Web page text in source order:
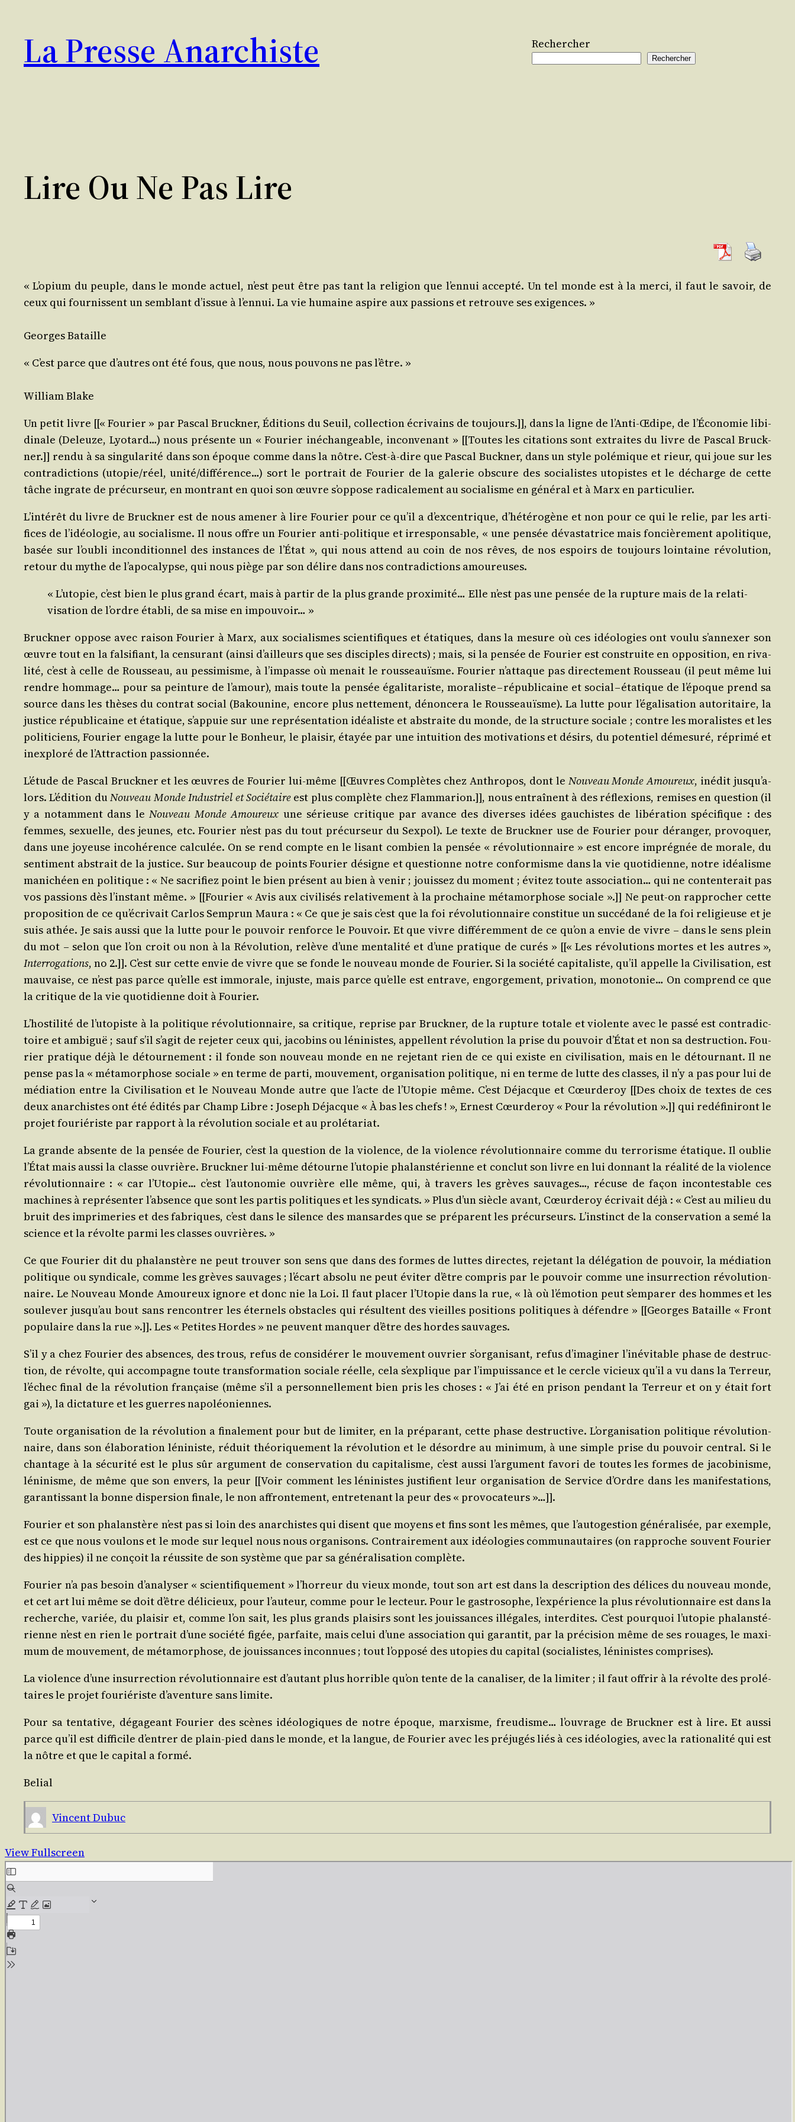
contenu
La Presse Anarchiste Rechercher
Rechercher
Lire Ou Ne Pas Lire
« L’o­pium du peuple, dans le monde actuel, n’est peut être pas tant la reli­gion que l’en­nui accep­té. Un tel monde est à la mer­ci, il faut le savoir, de
ceux qui four­nissent un sem­blant d’is­sue à l’en­nui. La vie humaine aspire aux pas­sions et retrouve ses exigences. »
Georges Bataille
« C’est parce que d’autres ont été fous, que nous, nous pou­vons ne pas l’être. »
William Blake
Un petit livre [[« Fou­rier » par Pas­cal Bru­ck­ner, Édi­tions du Seuil, col­lec­tion écri­vains de tou­jours.]], dans la ligne de l’An­ti-Œdipe, de l’É­co­no­mie libi­
di­nale (Deleuze, Lyo­tard…) nous pré­sente un « Fou­rier inéchan­geable, incon­ve­nant » [[Toutes les cita­tions sont extraites du livre de Pas­cal Bru­ck­
ner.]] ren­du à sa sin­gu­la­ri­té dans son époque comme dans la nôtre. C’est-à-dire que Pas­cal Buck­ner, dans un style polé­mique et rieur, qui joue sur les
contra­dic­tions (utopie/​réel, unité/​différence…) sort le por­trait de Fou­rier de la gale­rie obs­cure des socia­listes uto­pistes et le décharge de cette
tâche ingrate de pré­cur­seur, en mon­trant en quoi son œuvre s’op­pose radi­ca­le­ment au socia­lisme en géné­ral et à Marx en particulier.
L’in­té­rêt du livre de Bru­ck­ner est de nous ame­ner à lire Fou­rier pour ce qu’il a d’ex­cen­trique, d’hé­té­ro­gène et non pour ce qui le relie, par les arti­
fices de l’i­déo­lo­gie, au socia­lisme. Il nous offre un Fou­rier anti-poli­tique et irres­pon­sable, « une pen­sée dévas­ta­trice mais fon­ciè­re­ment apo­li­tique,
basée sur l’ou­bli incon­di­tion­nel des ins­tances de l’É­tat », qui nous attend au coin de nos rêves, de nos espoirs de tou­jours loin­taine révo­lu­tion,
retour du mythe de l’a­po­ca­lypse, qui nous piège par son délire dans nos contra­dic­tions amoureuses.
« L’u­to­pie, c’est bien le plus grand écart, mais à par­tir de la plus grande proxi­mi­té… Elle n’est pas une pen­sée de la rup­ture mais de la rela­ti­
vi­sa­tion de l’ordre éta­bli, de sa mise en impouvoir… »
Bru­ck­ner oppose avec rai­son Fou­rier à Marx, aux socia­lismes scien­ti­fiques et éta­tiques, dans la mesure où ces idéo­lo­gies ont vou­lu s’an­nexer son
œuvre tout en la fal­si­fiant, la cen­su­rant (ain­si d’ailleurs que ses dis­ciples directs) ; mais, si la pen­sée de Fou­rier est construite en oppo­si­tion, en riva­
li­té, c’est à celle de Rous­seau, au pes­si­misme, à l’im­passe où menait le rous­seauïsme. Fou­rier n’at­taque pas direc­te­ment Rous­seau (il peut même lui
rendre hom­mage… pour sa pein­ture de l’a­mour), mais toute la pen­sée éga­li­ta­riste, mora­liste – répu­bli­caine et social – éta­tique de l’é­poque prend sa
source dans les thèses du contrat social (Bakou­nine, encore plus net­te­ment, dénon­ce­ra le Rous­seauïsme). La lutte pour l’é­ga­li­sa­tion auto­ri­taire, la
jus­tice répu­bli­caine et éta­tique, s’ap­puie sur une repré­sen­ta­tion idéa­liste et abs­traite du monde, de la struc­ture sociale ; contre les mora­listes et les
poli­ti­ciens, Fou­rier engage la lutte pour le Bon­heur, le plai­sir, étayée par une intui­tion des moti­va­tions et dési­rs, du poten­tiel déme­su­ré, répri­mé et
inex­plo­ré de l’At­trac­tion passionnée.
L’é­tude de Pas­cal Bru­ck­ner et les œuvres de Fou­rier lui-même [[Œuvres Com­plètes chez Anthro­pos, dont le Nou­veau Monde Amou­reux, inédit jus­qu’a­
lors. L’é­di­tion duNou­veau Monde Indus­triel et Socié­taire est plus com­plète chez Flam­ma­rion.]], nous entraînent à des réflexions, remises en ques­tion (il
y a notam­ment dans leNou­veau Monde Amou­reux une sérieuse cri­tique par avance des diverses idées gau­chistes de libé­ra­tion spé­ci­fique : des
femmes, sexuelle, des jeunes, etc. Fou­rier n’est pas du tout pré­cur­seur du Sex­pol). Le texte de Bru­ck­ner use de Fou­rier pour déran­ger, pro­vo­quer,
dans une joyeuse inco­hé­rence cal­cu­lée. On se rend compte en le lisant com­bien la pen­sée « révo­lu­tion­naire » est encore impré­gnée de morale, du
sen­ti­ment abs­trait de la jus­tice. Sur beau­coup de points Fou­rier désigne et ques­tionne notre confor­misme dans la vie quo­ti­dienne, notre idéa­lisme
mani­chéen en poli­tique : « Ne sacri­fiez point le bien pré­sent au bien à venir ; jouis­sez du moment ; évi­tez toute asso­cia­tion… qui ne conten­te­rait pas
vos pas­sions dès l’ins­tant même. » [[Fou­rier « Avis aux civi­li­sés rela­ti­ve­ment à la pro­chaine méta­mor­phose sociale ».]] Ne peut-on rap­pro­cher cette
pro­po­si­tion de ce qu’é­cri­vait Car­los Sem­prun Mau­ra : « Ce que je sais c’est que la foi révo­lu­tion­naire consti­tue un suc­cé­da­né de la foi reli­gieuse et je
suis athée. Je sais aus­si que la lutte pour le pou­voir ren­force le Pou­voir. Et que vivre dif­fé­rem­ment de ce qu’on a envie de vivre – dans le sens plein
du mot – selon que l’on croit ou non à la Révo­lu­tion, relève d’une men­ta­li­té et d’une pra­tique de curés » [[« Les révo­lu­tions mortes et les autres »,
Inter­ro­ga­tions, no 2.]]. C’est sur cette envie de vivre que se fonde le nou­veau monde de Fou­rier. Si la socié­té capi­ta­liste, qu’il appelle la Civi­li­sa­tion, est
mau­vaise, ce n’est pas parce qu’elle est immo­rale, injuste, mais parce qu’elle est entrave, engor­ge­ment, pri­va­tion, mono­to­nie… On com­prend ce que
la cri­tique de la vie quo­ti­dienne doit à Fourier.
L’hos­ti­li­té de l’u­to­piste à la poli­tique révo­lu­tion­naire, sa cri­tique, reprise par Bru­ck­ner, de la rup­ture totale et vio­lente avec le pas­sé est contra­dic­
toire et ambi­guë ; sauf s’il s’a­git de reje­ter ceux qui, jaco­bins ou léni­nistes, appellent révo­lu­tion la prise du pou­voir d’É­tat et non sa des­truc­tion. Fou­
rier pra­tique déjà le détour­ne­ment : il fonde son nou­veau monde en ne reje­tant rien de ce qui existe en civi­li­sa­tion, mais en le détour­nant. Il ne
pense pas la « méta­mor­phose sociale » en terme de par­ti, mou­ve­ment, orga­ni­sa­tion poli­tique, ni en terme de lutte des classes, il n’y a pas pour lui de
média­tion entre la Civi­li­sa­tion et le Nou­veau Monde autre que l’acte de l’U­to­pie même. C’est Déjacque et Cœur­de­roy [[Des choix de textes de ces
deux anar­chistes ont été édi­tés par Champ Libre : Joseph Déjacque « À bas les chefs ! », Ernest Cœur­de­roy « Pour la révo­lu­tion ».]] qui redé­fi­ni­ront le
pro­jet fou­rié­riste par rap­port à la révo­lu­tion sociale et au prolétariat.
La grande absente de la pen­sée de Fou­rier, c’est la ques­tion de la vio­lence, de la vio­lence révo­lu­tion­naire comme du ter­ro­risme éta­tique. Il oublie
l’É­tat mais aus­si la classe ouvrière. Bru­ck­ner lui-même détourne l’u­to­pie pha­lan­sté­rienne et conclut son livre en lui don­nant la réa­li­té de la vio­lence
révo­lu­tion­naire : « car l’U­to­pie… c’est l’au­to­no­mie ouvrière elle même, qui, à tra­vers les grèves sau­vages…, récuse de façon incon­tes­table ces
machines à repré­sen­ter l’ab­sence que sont les par­tis poli­tiques et les syn­di­cats. » Plus d’un siècle avant, Cœur­de­roy écri­vait déjà : « C’est au milieu du
bruit des impri­me­ries et des fabriques, c’est dans le silence des man­sardes que se pré­parent les pré­cur­seurs. L’ins­tinct de la conser­va­tion a semé la
science et la révolte par­mi les classes ouvrières. »
Ce que Fou­rier dit du pha­lan­stère ne peut trou­ver son sens que dans des formes de luttes directes, reje­tant la délé­ga­tion de pou­voir, la média­tion
poli­tique ou syn­di­cale, comme les grèves sau­vages ; l’é­cart abso­lu ne peut évi­ter d’être com­pris par le pou­voir comme une insur­rec­tion révo­lu­tion­
naire. Le Nou­veau Monde Amou­reux ignore et donc nie la Loi. Il faut pla­cer l’U­to­pie dans la rue, « là où l’é­mo­tion peut s’emparer des hommes et les
sou­le­ver jus­qu’au bout sans ren­con­trer les éter­nels obs­tacles qui résultent des vieilles posi­tions poli­tiques à défendre » [[Georges Bataille « Front
popu­laire dans la rue ».]]. Les « Petites Hordes » ne peuvent man­quer d’être des hordes sauvages.
S’il y a chez Fou­rier des absences, des trous, refus de consi­dé­rer le mou­ve­ment ouvrier s’or­ga­ni­sant, refus d’i­ma­gi­ner l’i­né­vi­table phase de des­truc­
tion, de révolte, qui accom­pagne toute trans­for­ma­tion sociale réelle, cela s’ex­plique par l’im­puis­sance et le cercle vicieux qu’il a vu dans la Ter­reur,
l’é­chec final de la révo­lu­tion fran­çaise (même s’il a per­son­nel­le­ment bien pris les choses : « J’ai été en pri­son pen­dant la Ter­reur et on y était fort
gai »), la dic­ta­ture et les guerres napoléoniennes.
Toute orga­ni­sa­tion de la révo­lu­tion a fina­le­ment pour but de limi­ter, en la pré­pa­rant, cette phase des­truc­tive. L’or­ga­ni­sa­tion poli­tique révo­lu­tion­
naire, dans son éla­bo­ra­tion léni­niste, réduit théo­ri­que­ment la révo­lu­tion et le désordre au mini­mum, à une simple prise du pou­voir cen­tral. Si le
chan­tage à la sécu­ri­té est le plus sûr argu­ment de conser­va­tion du capi­ta­lisme, c’est aus­si l’ar­gu­ment favo­ri de toutes les formes de jaco­bi­nisme,
léni­nisme, de même que son envers, la peur [[Voir com­ment les léni­nistes jus­ti­fient leur orga­ni­sa­tion de Ser­vice d’Ordre dans les mani­fes­ta­tions,
garan­tis­sant la bonne dis­per­sion finale, le non affron­te­ment, entre­te­nant la peur des « provocateurs »…]].
Fou­rier et son pha­lan­stère n’est pas si loin des anar­chistes qui disent que moyens et fins sont les mêmes, que l’au­to­ges­tion géné­ra­li­sée, par exemple,
est ce que nous vou­lons et le mode sur lequel nous nous orga­ni­sons. Contrai­re­ment aux idéo­lo­gies com­mu­nau­taires (on rap­proche sou­vent Fou­rier
des hip­pies) il ne conçoit la réus­site de son sys­tème que par sa géné­ra­li­sa­tion complète.
Fou­rier n’a pas besoin d’a­na­ly­ser « scien­ti­fi­que­ment » l’hor­reur du vieux monde, tout son art est dans la des­crip­tion des délices du nou­veau monde,
et cet art lui même se doit d’être déli­cieux, pour l’au­teur, comme pour le lec­teur. Pour le gas­tro­sophe, l’ex­pé­rience la plus révo­lu­tion­naire est dans la
recherche, variée, du plai­sir et, comme l’on sait, les plus grands plai­sirs sont les jouis­sances illé­gales, inter­dites. C’est pour­quoi l’u­to­pie pha­lan­sté­
rienne n’est en rien le por­trait d’une socié­té figée, par­faite, mais celui d’une asso­cia­tion qui garan­tit, par la pré­ci­sion même de ses rouages, le maxi­
mum de mou­ve­ment, de méta­mor­phose, de jouis­sances incon­nues ; tout l’op­po­sé des uto­pies du capi­tal (socia­listes, léni­nistes comprises).
La vio­lence d’une insur­rec­tion révo­lu­tion­naire est d’au­tant plus hor­rible qu’on tente de la cana­li­ser, de la limi­ter ; il faut offrir à la révolte des pro­lé­
taires le pro­jet fou­rié­riste d’a­ven­ture sans limite.
Pour sa ten­ta­tive, déga­geant Fou­rier des scènes idéo­lo­giques de notre époque, mar­xisme, freu­disme… l’ou­vrage de Bru­ck­ner est à lire. Et aus­si
parce qu’il est dif­fi­cile d’en­trer de plain-pied dans le monde, et la langue, de Fou­rier avec les pré­ju­gés liés à ces idéo­lo­gies, avec la ratio­na­li­té qui est
la nôtre et que le capi­tal a formé.
Belial
Vincent Dubuc
View Fullscreen